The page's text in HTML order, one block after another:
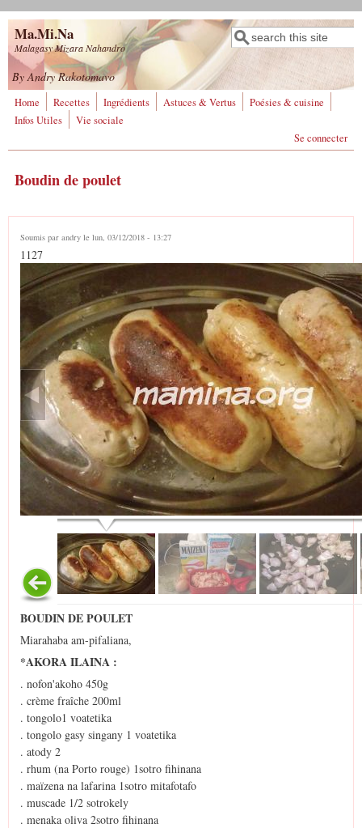
Aller au contenu principal
Ma.Mi.Na
Malagasy Mizara Nahandro
Formulaire de
recherche
Rechercher
By Andry Rakotomavo
Home Recettes Ingrédients Astuces & Vertus
Poésies & cuisine
Infos Utiles
Vie sociale
Se connecter
Boudin de poulet
Soumis par andry le lun, 03/12/2018 - 13:27
1127
BOUDIN DE POULET
Miarahaba am-pifaliana,
*AKORA ILAINA :
. nofon'akoho 450g
. crème fraîche 200ml
. tongolo1 voatetika
. tongolo gasy singany 1 voatetika
. atody 2
. rhum (na Porto rouge) 1sotro fihinana
. maïzena na lafarina 1sotro mitafotafo
. muscade 1/2 sotrokely
. menaka oliva 2sotro fihinana